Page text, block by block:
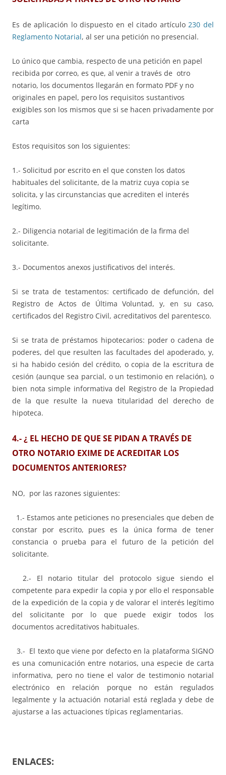
Es de aplicación lo dispuesto en el citado artículo230 del
Reglamento Notarial, al ser una petición no presencial.
Lo único que cambia, respecto de una petición en papel
recibida por correo, es que, al venir a través de otro
notario, los documentos llegarán en formato PDF y no
originales en papel, pero los requisitos sustantivos
exigibles son los mismos que si se hacen privadamente por
carta
Estos requisitos son los siguientes:
1.- Solicitud por escrito en el que consten los datos
habituales del solicitante, de la matriz cuya copia se
solicita, y las circunstancias que acrediten el interés
legítimo.
2.- Diligencia notarial de legitimación de la firma del
solicitante.
3.- Documentos anexos justificativos del interés.
Si se trata de testamentos: certificado de defunción, del
Registro de Actos de Última Voluntad, y, en su caso,
certificados del Registro Civil, acreditativos del parentesco.
Si se trata de préstamos hipotecarios: poder o cadena de
poderes, del que resulten las facultades del apoderado, y,
si ha habido cesión del crédito, o copia de la escritura de
cesión (aunque sea parcial, o un testimonio en relación), o
bien nota simple informativa del Registro de la Propiedad
de la que resulte la nueva titularidad del derecho de
hipoteca.
4.- ¿ EL HECHO DE QUE SE PIDAN A TRAVÉS DE
OTRO NOTARIO EXIME DE ACREDITAR LOS
DOCUMENTOS ANTERIORES?
NO, por las razones siguientes:
1.- Estamos ante peticiones no presenciales que deben de
constar por escrito, pues es la única forma de tener
constancia o prueba para el futuro de la petición del
solicitante.
2.- El notario titular del protocolo sigue siendo el
competente para expedir la copia y por ello el responsable
de la expedición de la copia y de valorar el interés legítimo
del solicitante por lo que puede exigir todos los
documentos acreditativos habituales.
3.- El texto que viene por defecto en la plataforma SIGNO
es una comunicación entre notarios, una especie de carta
informativa, pero no tiene el valor de testimonio notarial
electrónico en relación porque no están regulados
legalmente y la actuación notarial está reglada y debe de
ajustarse a las actuaciones típicas reglamentarias.
ENLACES: